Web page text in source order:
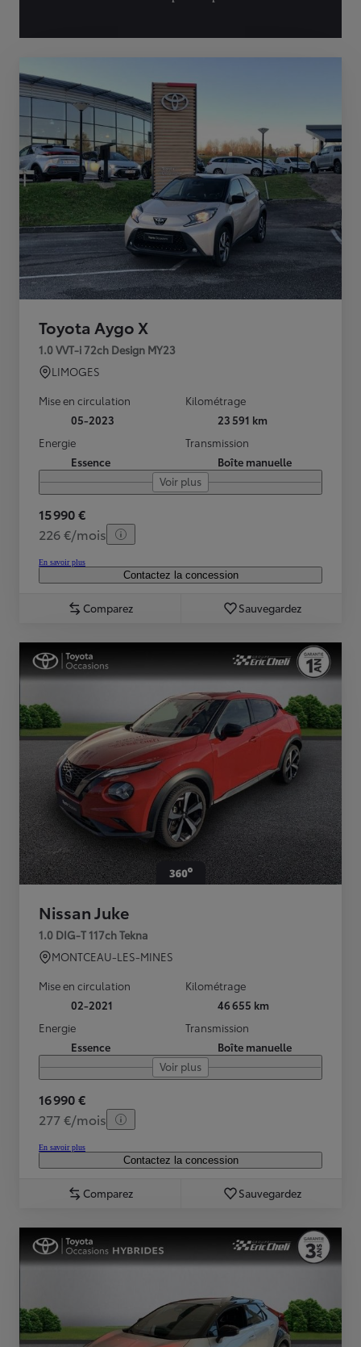
Toyota Aygo X
1.0 VVT-i 72ch Design MY23
LIMOGES
Mise en circulation
05-2023
Kilométrage
23 591 km
Energie
Essence
Transmission
Boîte manuelle
Voir plus
15 990 €
226 €/mois
En savoir plus
Contactez la concession
Comparez Sauvegardez
Nissan Juke
1.0 DIG-T 117ch Tekna
MONTCEAU-LES-MINES
Mise en circulation
02-2021
Kilométrage
46 655 km
Energie
Essence
Transmission
Boîte manuelle
Voir plus
16 990 €
277 €/mois
En savoir plus
Contactez la concession
Comparez Sauvegardez